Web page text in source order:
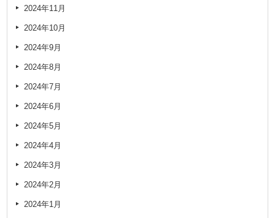
2024年11月
2024年10月
2024年9月
2024年8月
2024年7月
2024年6月
2024年5月
2024年4月
2024年3月
2024年2月
2024年1月